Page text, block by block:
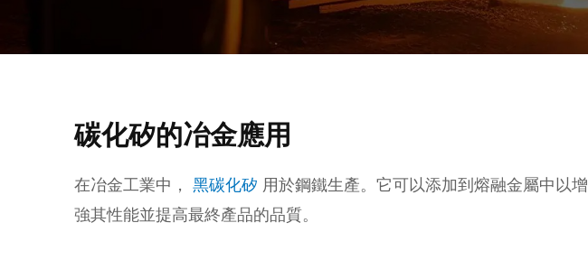
碳化矽的冶金應用
在冶金工業中， 黑碳化矽 用於鋼鐵生產。它可以添加到熔融金屬中以增
強其性能並提高最終產品的品質。